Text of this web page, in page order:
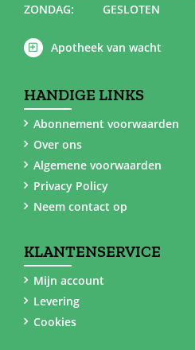
ZONDAG:
GESLOTEN
Apotheek van wacht
HANDIGE LINKS
Abonnement voorwaarden
Over ons
Algemene voorwaarden
Privacy Policy
Neem contact op
KLANTENSERVICE
Mijn account
Levering
Cookies